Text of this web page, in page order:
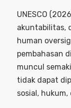
UNESCO
akuntabilitas,
human
pembahasan
muncul
tidak dapat
sosial,